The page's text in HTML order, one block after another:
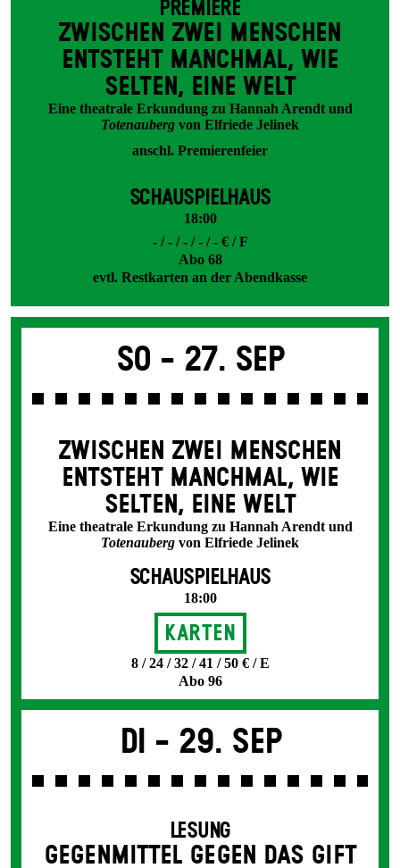
PREMIERE
ZWISCHEN ZWEI MENSCHEN
ENT­STEHT MANCH­MAL, WIE
SELTEN, EINE WELT
Eine theatrale Erkundung zu Hannah Arendt und
Totenauberg von Elfriede Jelinek
anschl. Premierenfeier
SCHAUSPIELHAUS
18:00
- / - / - / - / - € / F
Abo 68
evtl. Restkarten an der Abendkasse
So - 27. Sep
ZWISCHEN ZWEI MENSCHEN
ENT­STEHT MANCH­MAL, WIE
SELTEN, EINE WELT
Eine theatrale Erkundung zu Hannah Arendt und
Totenauberg von Elfriede Jelinek
SCHAUSPIELHAUS
18:00
Karten
8 / 24 / 32 / 41 / 50 € / E
Abo 96
Di - 29. Sep
LESUNG
GEGEN­MITTEL GEGEN DAS GIFT